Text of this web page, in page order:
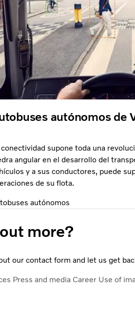
autónomos de
conectividad supone toda una
angular en el desarrollo del
y a sus conductores, puede
de su flota.
autónomos
more?
our contact form and let us get
Press and media Career Use of